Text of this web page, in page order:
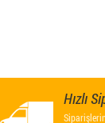
Hızlı